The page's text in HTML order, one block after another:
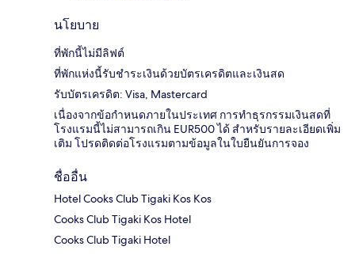
นโยบาย
ที่พักนี้ไม่มีลิฟต์
ที่พักแห่งนี้รับชำระเงินด้วยบัตรเครดิตและเงินสด
รับบัตรเครดิต: Visa, Mastercard
เนื่องจากข้อกำหนดภายในประเทศ การทำธุรกรรมเงินสดที่
โรงแรมนี้ไม่สามารถเกิน EUR500 ได้ สำหรับรายละเอียดเพิ่ม
เติม โปรดติดต่อโรงแรมตามข้อมูลในใบยืนยันการจอง
ชื่ออื่น
Hotel Cooks Club Tigaki Kos Kos
Cooks Club Tigaki Kos Hotel
Cooks Club Tigaki Hotel